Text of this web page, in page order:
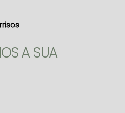
A SUA